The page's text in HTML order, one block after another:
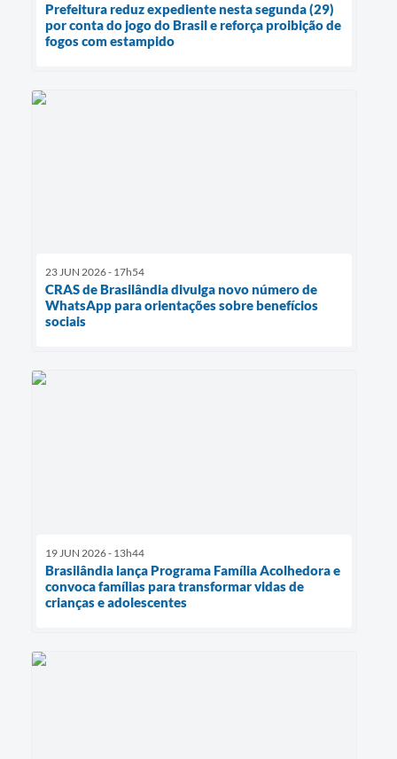
Prefeitura reduz expediente nesta segunda (29)
por conta do jogo do Brasil e reforça proibição de
fogos com estampido
23 JUN 2026 - 17h54
CRAS de Brasilândia divulga novo número de
WhatsApp para orientações sobre benefícios
sociais
19 JUN 2026 - 13h44
Brasilândia lança Programa Família Acolhedora e
convoca famílias para transformar vidas de
crianças e adolescentes